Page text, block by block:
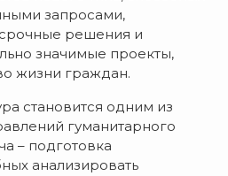
запросами,
решения и
значимые проекты,
жизни граждан.
становится одним из
гуманитарного
– подготовка
анализировать